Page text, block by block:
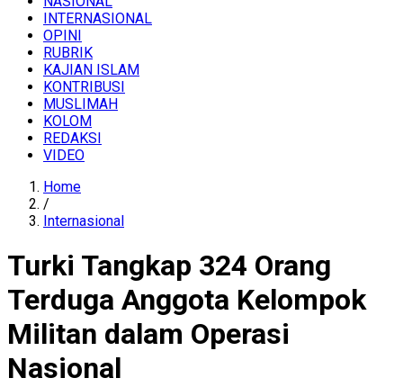
INTERNASIONAL
OPINI
RUBRIK
KAJIAN ISLAM
KONTRIBUSI
MUSLIMAH
KOLOM
REDAKSI
VIDEO
Home
/
Internasional
Turki Tangkap 324 Orang
Terduga Anggota Kelompok
Militan dalam Operasi
Nasional